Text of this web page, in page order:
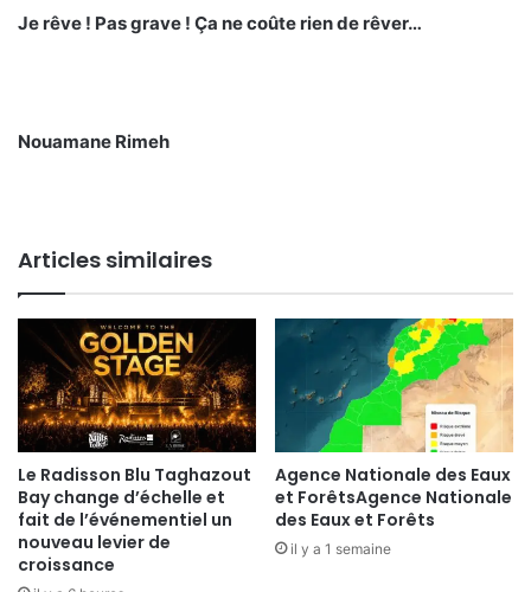
Je rêve ! Pas grave ! Ça ne coûte rien de rêver…
Nouamane Rimeh
Articles similaires
Le Radisson Blu Taghazout
Bay change d’échelle et
fait de l’événementiel un
nouveau levier de
croissance
Agence Nationale des Eaux
et ForêtsAgence Nationale
des Eaux et Forêts
il y a 1 semaine